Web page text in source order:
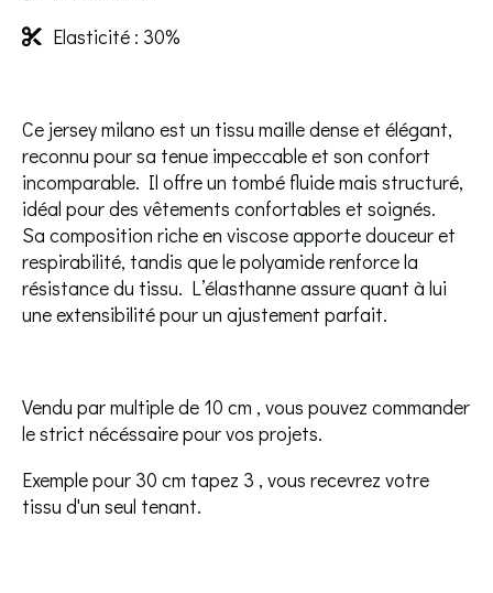
 Elasticité : 30%
Ce jersey milano est un tissu maille dense et élégant,
reconnu pour sa tenue impeccable et son confort
incomparable. Il offre un tombé fluide mais structuré,
idéal pour des vêtements confortables et soignés.
Sa composition riche en viscose apporte douceur et
respirabilité, tandis que le polyamide renforce la
résistance du tissu. L’élasthanne assure quant à lui
une extensibilité pour un ajustement parfait.
Vendu par multiple de 10 cm , vous pouvez commander
le strict nécéssaire pour vos projets.
Exemple pour 30 cm tapez 3 , vous recevrez votre
tissu d'un seul tenant.